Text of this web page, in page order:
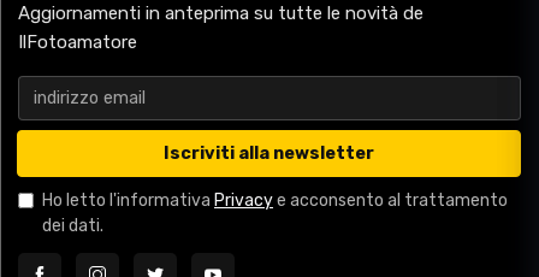
Aggiornamenti in anteprima su tutte le novità de
IlFotoamatore
Iscriviti alla newsletter
Ho letto l'informativa Privacye acconsento al trattamento
dei dati.